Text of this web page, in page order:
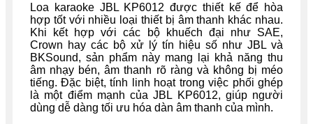
Loa karaoke JBL KP6012 được thiết kế để hòa
hợp tốt với nhiều loại thiết bị âm thanh khác nhau.
Khi kết hợp với các bộ khuếch đại như SAE,
Crown hay các bộ xử lý tín hiệu số như JBL và
BKSound, sản phẩm này mang lại khả năng thu
âm nhạy bén, âm thanh rõ ràng và không bị méo
tiếng. Đặc biệt, tính linh hoạt trong việc phối ghép
là một điểm mạnh của JBL KP6012, giúp người
dùng dễ dàng tối ưu hóa dàn âm thanh của mình.